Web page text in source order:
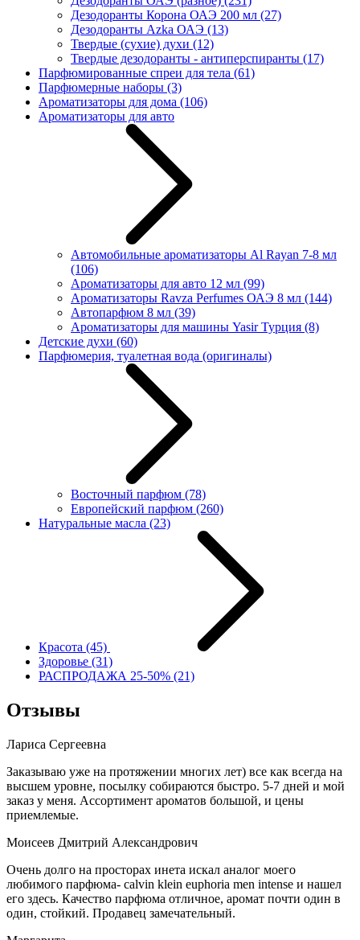
Дезодоранты Корона ОАЭ 200 мл (27)
Дезодоранты Azka ОАЭ (13)
Твердые (сухие) духи (12)
Твердые дезодоранты - антиперспиранты (17)
Парфюмированные спреи для тела (61)
Парфюмерные наборы (3)
Ароматизаторы для дома (106)
Ароматизаторы для авто
Автомобильные ароматизаторы Al Rayan 7-8 мл
(106)
Ароматизаторы для авто 12 мл (99)
Ароматизаторы Ravza Perfumes ОАЭ 8 мл (144)
Автопарфюм 8 мл (39)
Ароматизаторы для машины Yasir Турция (8)
Детские духи (60)
Парфюмерия, туалетная вода (оригиналы)
Восточный парфюм (78)
Европейский парфюм (260)
Натуральные масла (23)
Красота (45)
Здоровье (31)
РАСПРОДАЖА 25-50% (21)
Отзывы
Лариса Сергеевна
Заказываю уже на протяжении многих лет) все как всегда на
высшем уровне, посылку собираются быстро. 5-7 дней и мой
заказ у меня. Ассортимент ароматов большой, и цены
приемлемые.
Моисеев Дмитрий Александрович
Очень долго на просторах инета искал аналог моего
любимого парфюма- calvin klein euphoria men intense и нашел
его здесь. Качество парфюма отличное, аромат почти один в
один, стойкий. Продавец замечательный.